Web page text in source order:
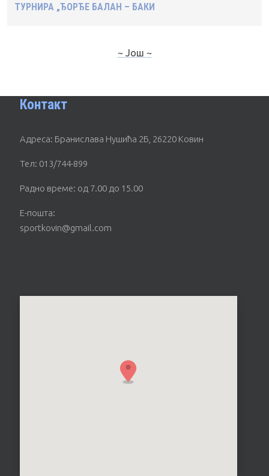
ТУРНИРА „ЂОРЂЕ БАЛАН – БАКИ
~ Још ~
Контакт
Адреса: Бранислава Нушића 2Б, 26220 Ковин
Тел: 013/744-899
Радно време: од 7.00 до 15.00
Е-пошта:
sportkovin@gmail.com